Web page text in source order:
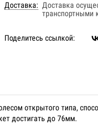
Доставка: Доставка
транспортными
Поделитесь ссылкой:
открытого типа,
достигать до 76мм.